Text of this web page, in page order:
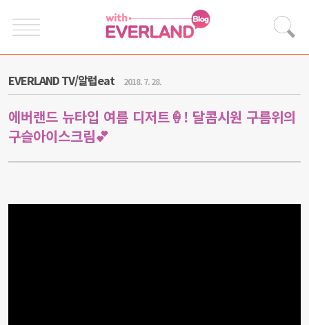
EVERLAND TV/알럽eat 2018. 7. 28.
에버랜드 뉴타입 여름 디저트🍦! 달콤시원 구름위의
구슬아이스크림💕